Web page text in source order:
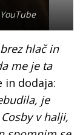
hlač in
me je ta
in dodaja:
je
v halji,